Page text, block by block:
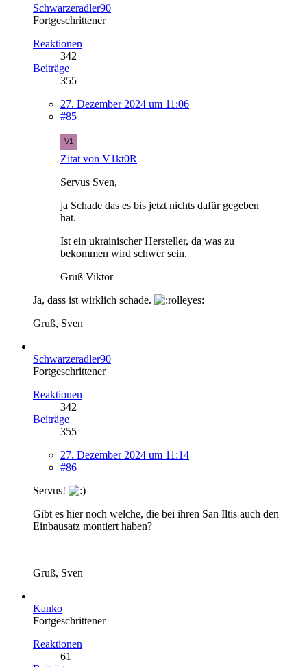
Schwarzeradler90
Fortgeschrittener
Reaktionen
342
Beiträge
355
27. Dezember 2024 um 11:06
#85
Zitat von V1kt0R
Servus Sven,
ja Schade das es bis jetzt nichts dafür gegeben
hat.
Ist ein ukrainischer Hersteller, da was zu
bekommen wird schwer sein.
Gruß Viktor
Ja, dass ist wirklich schade.
Gruß, Sven
Schwarzeradler90
Fortgeschrittener
Reaktionen
342
Beiträge
355
27. Dezember 2024 um 11:14
#86
Servus!
Gibt es hier noch welche, die bei ihren San Iltis auch den
Einbausatz montiert haben?
Gruß, Sven
Kanko
Fortgeschrittener
Reaktionen
61